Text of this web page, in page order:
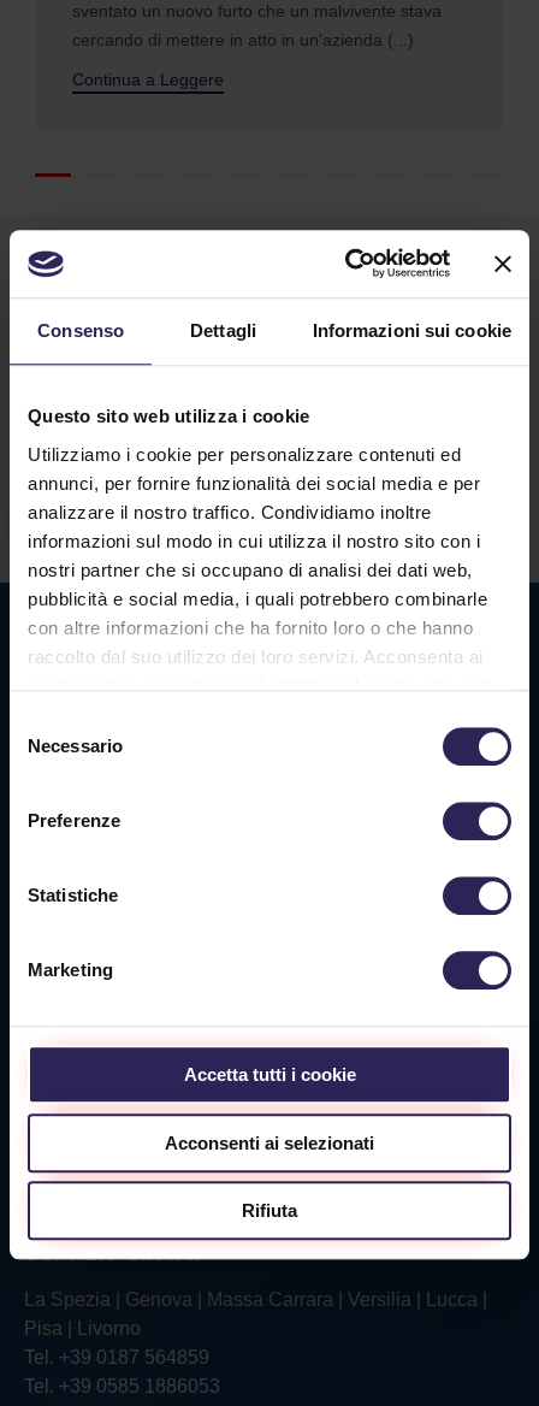
Consenso Dettagli Informazioni sui cookie
Questo sito web utilizza i cookie
Utilizziamo i cookie per personalizzare contenuti ed
annunci, per fornire funzionalità dei social media e per
analizzare il nostro traffico. Condividiamo inoltre
informazioni sul modo in cui utilizza il nostro sito con i
nostri partner che si occupano di analisi dei dati web,
pubblicità e social media, i quali potrebbero combinarle
con altre informazioni che ha fornito loro o che hanno
raccolto dal suo utilizzo dei loro servizi. Acconsenta ai
delNecessario
Preferenze
Statistiche
Marketing
Accetta tutti i cookie
Acconsenti ai selezionati
Rifiuta
sventato un nuovo furto che un malvivente stava
cercando di mettere in atto in un'azienda (...)
Continua a Leggere
Lavora con noi
Contatti
Sede La Spezia
Sede Massa Carrara
54100 Massa (MS)
Via Verga, 26/28
57121 Livorno (LI)
Tel. +39 0586 425215
Servizio Clienti
La Spezia | Genova | Massa Carrara | Versilia | Lucca |
Pisa | Livorno
Tel. +39 0187 564859
Tel. +39 0585 1886053